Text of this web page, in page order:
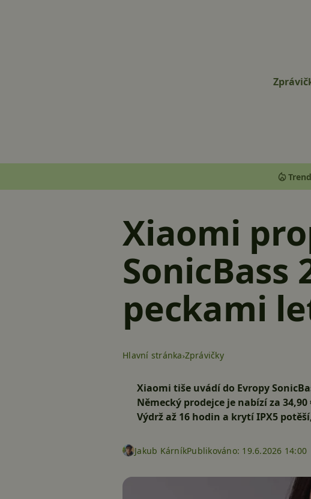
Xiaomi
SonicBass
peckami
Hlavní stránka Zprávičky
Xiaomi tiše uvádí do Evropy
Německý prodejce je nabízí za 34,90
Výdrž až 16 hodin a krytí IPX5
Jakub KárníkPublikováno: 19.6.2026 14:00